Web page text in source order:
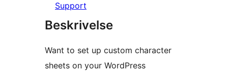
Support
Beskrivelse
Want to set up custom character
sheets on your WordPress